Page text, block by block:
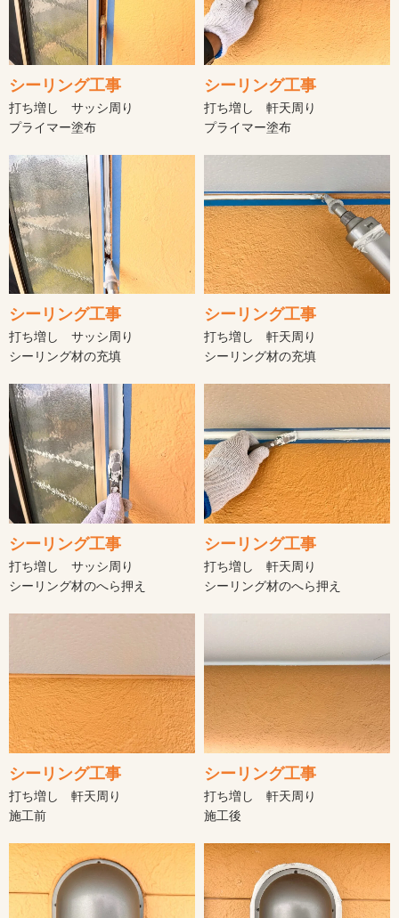
シーリング工事
打ち増し サッシ周り
プライマー塗布
シーリング工事
打ち増し 軒天周り
プライマー塗布
シーリング工事
打ち増し サッシ周り
シーリング材の充填
シーリング工事
打ち増し 軒天周り
シーリング材の充填
シーリング工事
打ち増し サッシ周り
シーリング材のへら押え
シーリング工事
打ち増し 軒天周り
シーリング材のへら押え
シーリング工事
打ち増し 軒天周り
施工前
シーリング工事
打ち増し 軒天周り
施工後